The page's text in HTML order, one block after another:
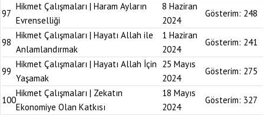
97
Hikmet Çalışmaları | Haram Ayların
Evrenselliği
8 Haziran
2024
Gösterim: 248
98
Hikmet Çalışmaları | Hayatı Allah ile
Anlamlandırmak
1 Haziran
2024
Gösterim: 241
99
Hikmet Çalışmaları | Hayatı Allah İçin
Yaşamak
25 Mayıs
2024
Gösterim: 275
100
Hikmet Çalışmaları | Zekatın
Ekonomiye Olan Katkısı
18 Mayıs
2024
Gösterim: 327